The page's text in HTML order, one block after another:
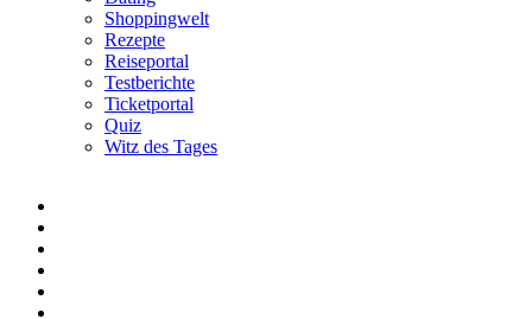
Shoppingwelt
Rezepte
Reiseportal
Testberichte
Ticketportal
Quiz
Witz des Tages